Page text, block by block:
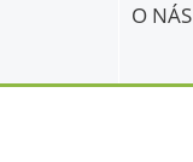
O NÁS